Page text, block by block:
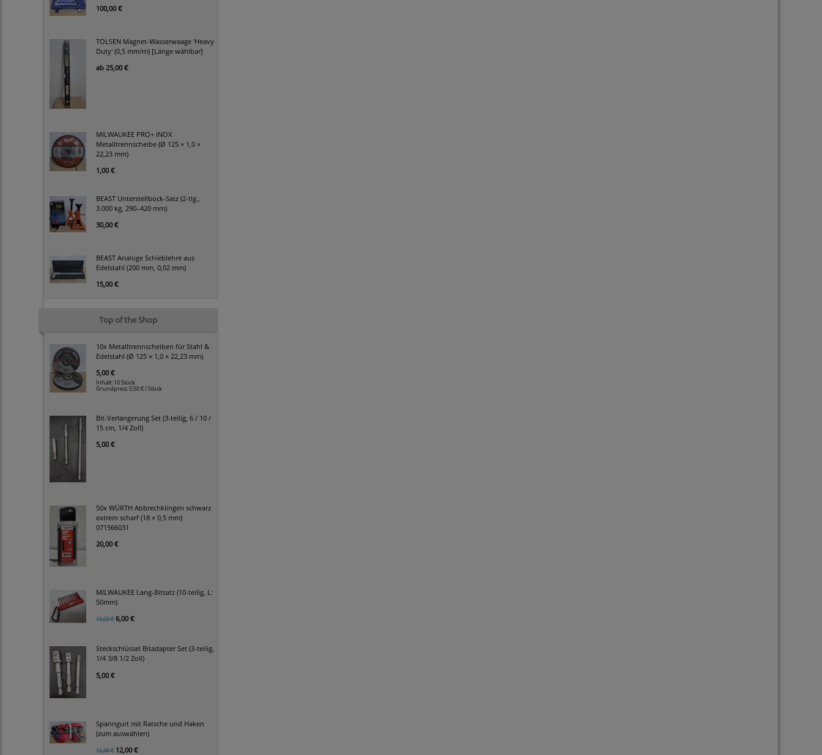
100,00 €
TOLSEN Magnet-Wasserwaage 'Heavy
Duty' (0,5 mm/m) [Länge wählbar]
ab 25,00 €
MILWAUKEE PRO+ INOX
Metalltrennscheibe (Ø 125 × 1,0 ×
22,23 mm)
1,00 €
BEAST Unterstellbock-Satz (2-tlg.,
3.000 kg, 290–420 mm)
30,00 €
BEAST Analoge Schieblehre aus
Edelstahl (200 mm, 0,02 mm)
15,00 €
Top of the Shop
10x Metalltrennscheiben für Stahl &
Edelstahl (Ø 125 × 1,0 × 22,23 mm)
5,00 €
Inhalt: 10 Stück
Grundpreis:0,50 € / Stück
Bit-Verlängerung Set (3-teilig, 6 / 10 /
15 cm, 1/4 Zoll)
5,00 €
50x WÜRTH Abbrechklingen schwarz
extrem scharf (18 × 0,5 mm)
071566031
20,00 €
MILWAUKEE Lang-Bitsatz (10-teilig, L:
50mm)
10,00 € 6,00 €
Steckschlüssel Bitadapter Set (3-teilig,
1/4 3/8 1/2 Zoll)
5,00 €
Spanngurt mit Ratsche und Haken
(zum auswählen)
15,00 € 12,00 €